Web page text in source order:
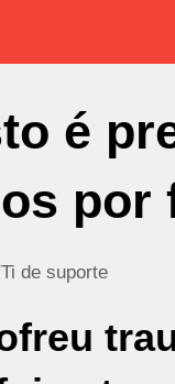
é
por
Ti de suporte